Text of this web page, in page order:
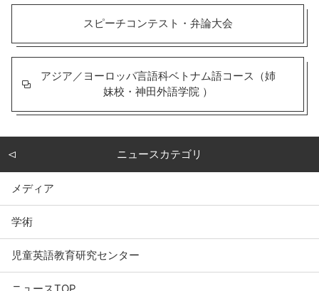
スピーチコンテスト・弁論大会
アジア／ヨーロッパ言語科ベトナム語コース（姉
妹校・神田外語学院 ）
ニュースカテゴリ
メディア
学術
児童英語教育研究センター